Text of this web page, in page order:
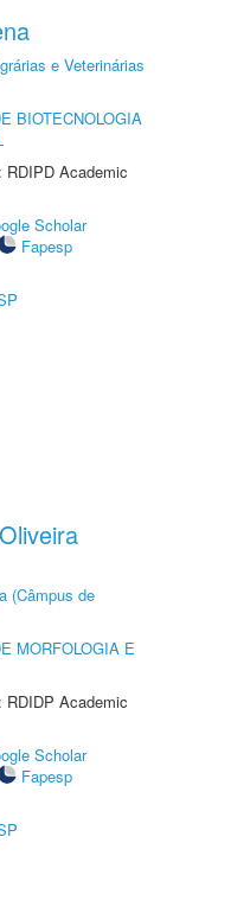
e Veterinárias
BIOTECNOLOGIA
Academic
Scholar
Fapesp
(Câmpus de
MORFOLOGIA E
Academic
Scholar
Fapesp